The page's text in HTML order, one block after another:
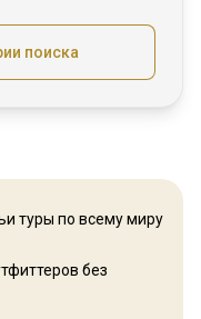
поиска
туры по всему миру
без